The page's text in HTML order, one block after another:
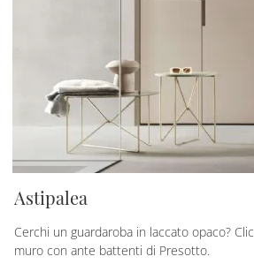
Astipalea
Cerchi un guardaroba in laccato opaco?
muro con ante battenti di Presotto.